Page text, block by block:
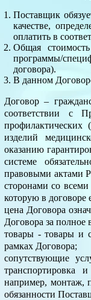
Поставщик
качестве,
оплатить в
Общая
программы/
договора).
В данном
Договор –
соответствии с
профилактических
изделий
оказанию
системе
правовыми актами
сторонами со
которую в договоре
цена Договора
Договора за полное
товары - товары и
рамках Договора;
сопутствующие
транспортировка
например, монтаж,
обязанности